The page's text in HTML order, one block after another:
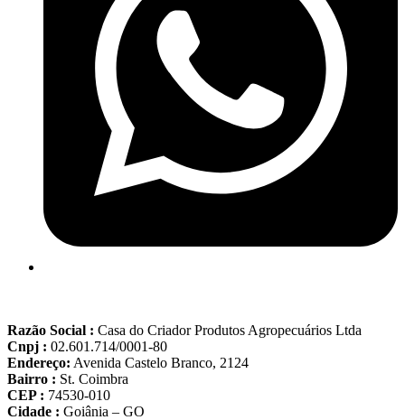
Razão Social : Casa do Criador Produtos Agropecuários Ltda
Cnpj : 02.601.714/0001-80
Endereço: Avenida Castelo Branco, 2124
Bairro : St. Coimbra
CEP : 74530-010
Cidade : Goiânia – GO